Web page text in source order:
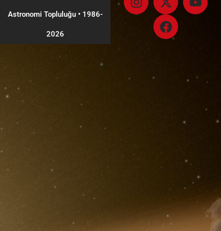
Astronomi Topluluğu •1986-
2026